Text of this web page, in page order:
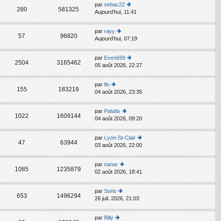
ult
er
le
d
er
er
m
e
s
a
e
280 581325
par sebac22
o
er
le
d
er
er
e
s
a
e
Aujourd’hui, 11:41
57 96820
par rayy
o
ult
er
le
er
er
m
e
s
s
a
e
Aujourd’hui, 07:19
2504 3165462
par Even699
o
er
le
er
er
m
e
s
a
e
05 août 2026, 22:27
155 183219
par flo
o
ult
er
le
d
er
er
m
e
s
s
a
e
04 août 2026, 23:35
1022 1609144
par Patafix
o
ult
er
le
d
er
er
m
e
s
04 août 2026, 09:20
47 63944
par Lyon-St-Clair
o
er
le
er
er
03 août 2026, 22:00
1085 1235879
par nanar
o
s
ult
er
le
02 août 2026, 18:41
653 1496294
par Sorio
o
26 juil. 2026, 21:03
par Billy